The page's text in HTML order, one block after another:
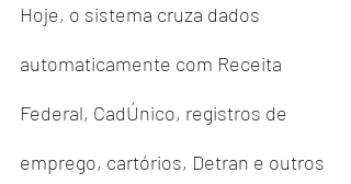
Hoje, o sistema cruza dados
automaticamente com Receita
Federal, CadÚnico, registros de
emprego, cartórios, Detran e outros